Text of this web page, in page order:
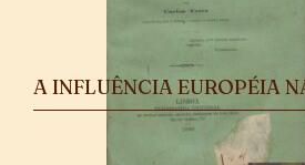
A INFLUÊNCIA EUROPÉIA